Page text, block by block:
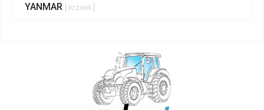
YANMAR [ rozwiń ]